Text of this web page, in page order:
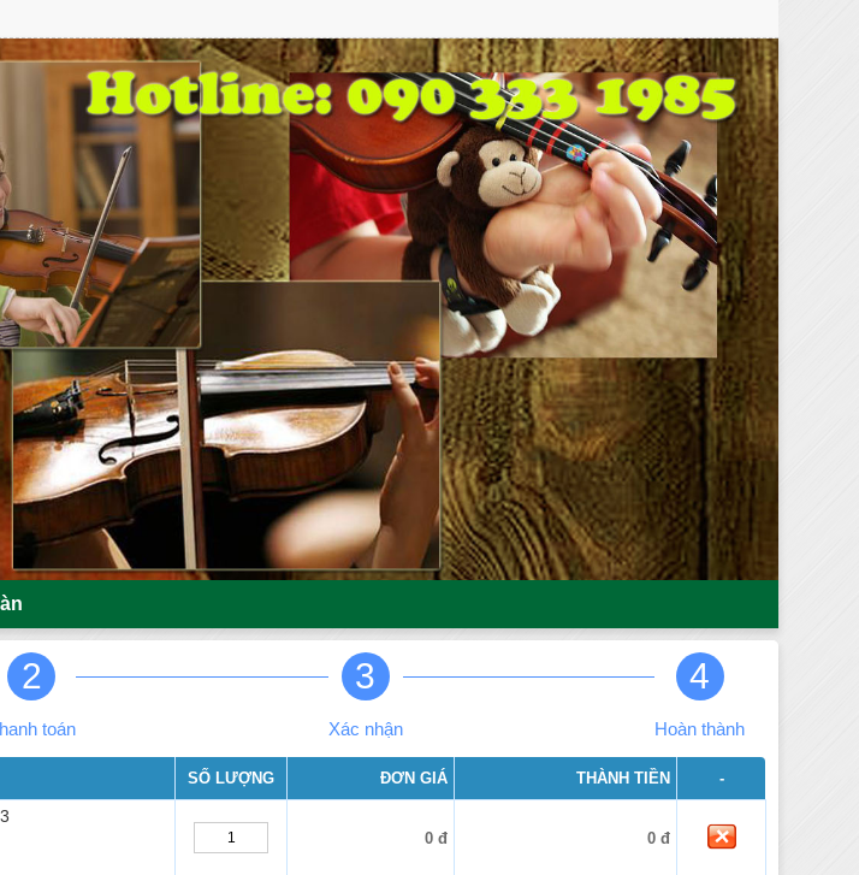
2
toán
3
Xác nhận
4
Hoàn thành
SỐ LƯỢNG ĐƠN GIÁ THÀNH TIỀN -
0 đ 0 đ